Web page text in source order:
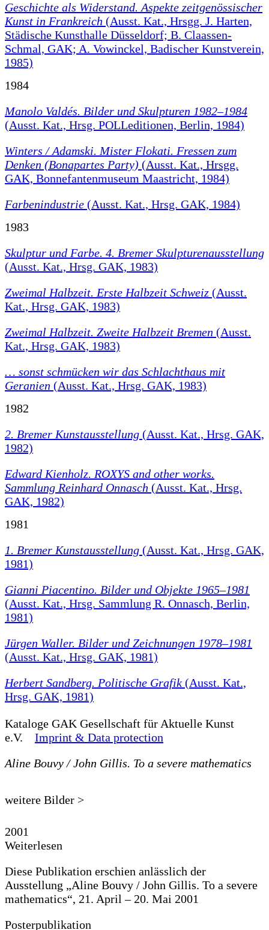
Geschichte als Widerstand. Aspekte zeitgenössischer
Kunst in Frankreich (Ausst. Kat., Hrsgg. J. Harten,
Städische Kunsthalle Düsseldorf; B. Claassen-
Schmal, GAK; A. Vowinckel, Badischer Kunstverein,
1985)
1984
Manolo Valdés. Bilder und Skulpturen 1982–1984
(Ausst. Kat., Hrsg. POLLeditionen, Berlin, 1984)
Winters / Adamski. Mister Flokati. Fressen zum
Denken (Bonapartes Party) (Ausst. Kat., Hrsgg.
GAK, Bonnefantenmuseum Maastricht, 1984)
Farbenindustrie (Ausst. Kat., Hrsg. GAK, 1984)
1983
Skulptur und Farbe. 4. Bremer Skulpturenausstellung
(Ausst. Kat., Hrsg. GAK, 1983)
Zweimal Halbzeit. Erste Halbzeit Schweiz (Ausst.
Kat., Hrsg. GAK, 1983)
Zweimal Halbzeit. Zweite Halbzeit Bremen (Ausst.
Kat., Hrsg. GAK, 1983)
… sonst schmücken wir das Schlachthaus mit
Geranien (Ausst. Kat., Hrsg. GAK, 1983)
1982
2. Bremer Kunstausstellung (Ausst. Kat., Hrsg. GAK,
1982)
Edward Kienholz. ROXYS and other works.
Sammlung Reinhard Onnasch (Ausst. Kat., Hrsg.
GAK, 1982)
1981
1. Bremer Kunstausstellung (Ausst. Kat., Hrsg. GAK,
1981)
Gianni Piacentino. Bilder und Objekte 1965–1981
(Ausst. Kat., Hrsg. Sammlung R. Onnasch, Berlin,
1981)
Jürgen Waller. Bilder und Zeichnungen 1978–1981
(Ausst. Kat., Hrsg. GAK, 1981)
Herbert Sandberg. Politische Grafik (Ausst. Kat.,
Hrsg. GAK, 1981)
Kataloge GAK Gesellschaft für Aktuelle Kunst
e.V. Imprint & Data protection
Aline Bouvy / John Gillis. To a severe mathematics
weitere Bilder >
2001
Weiterlesen
Diese Publikation erschien anlässlich der
Ausstellung „Aline Bouvy / John Gillis. To a severe
mathematics“, 21. April – 20. Mai 2001
Posterpublikation